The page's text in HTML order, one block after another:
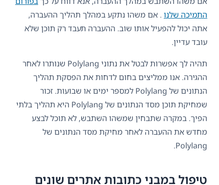
התמיכה שלנו . אם משהו נתקע במהלך תהליך ההעברה,
אתה יכול להפעיל אותו שוב. ההעברה תעבד רק תוכן שלא
עובד עדיין.
תהיה לך אפשרות לבטל את נתוני Polylang שנותרו לאחר
ההגירה. אנו ממליצים בחום לדחות את הפסקת תהליך
הנתונים של Polylang למספר ימים או שבועות. זכור
שמחיקת תוכן מסד הנתונים של Polylang היא תהליך בלתי
הפיך. במקרה שתבחין שמשהו השתבש, לא תוכל לבצע
מחדש את ההעברה לאחר מחיקת מסד הנתונים של
Polylang.
טיפול במבני כתובות אתרים שונים